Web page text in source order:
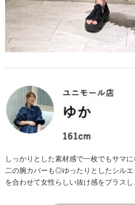
しっかりとした素材感で一枚でもサマ
二の腕カバーも◎ゆったりとしたシルエ
を合わせて女性らしい抜け感をプラスし